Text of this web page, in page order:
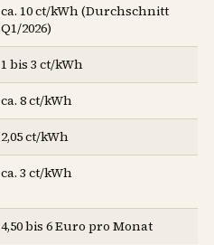
ca. 10 ct/kWh (Durchschnitt
Q1/2026)
1 bis 3 ct/kWh
ca. 8 ct/kWh
2,05 ct/kWh
ca. 3 ct/kWh
4,50 bis 6 Euro pro Monat